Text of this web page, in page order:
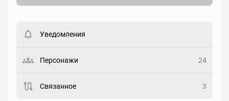
Статус
Уведомления
Персонажи 24
Связанное 3